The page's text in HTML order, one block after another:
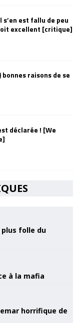
est fallu de peu
excellent [critique]
raisons de se
déclarée ! [We
plus folle du
à la mafia
horrifique de